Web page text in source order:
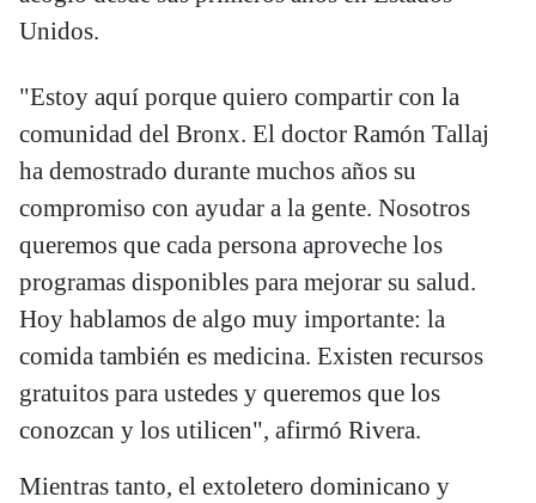
Unidos.
"Estoy aquí porque quiero compartir con la
comunidad del Bronx. El doctor Ramón Tallaj
ha demostrado durante muchos años su
compromiso con ayudar a la gente. Nosotros
queremos que cada persona aproveche los
programas disponibles para mejorar su salud.
Hoy hablamos de algo muy importante: la
comida también es medicina. Existen recursos
gratuitos para ustedes y queremos que los
conozcan y los utilicen", afirmó Rivera.
Mientras tanto, el extoletero dominicano y